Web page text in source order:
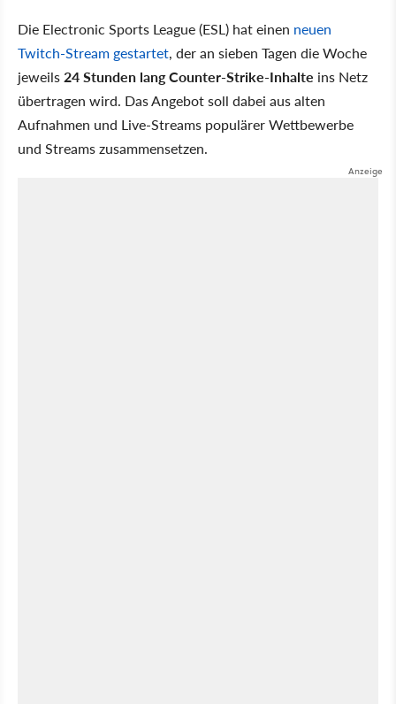
Die Electronic Sports League (ESL) hat einen neuen
Twitch-Stream gestartet, der an sieben Tagen die Woche
jeweils24 Stunden lang Counter-Strike-Inhalte ins Netz
übertragen wird. Das Angebot soll dabei aus alten
Aufnahmen und Live-Streams populärer Wettbewerbe
und Streams zusammensetzen.